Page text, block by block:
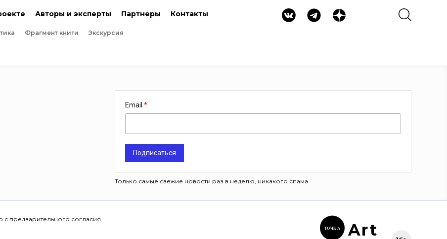
Авторы и эксперты Партнеры Контакты
Фрагмент книги Экскурсия
Email
Подписаться
Только самые свежие новости раз в неделю, никакого спама
с предварительного согласия
ТОЧК А Art